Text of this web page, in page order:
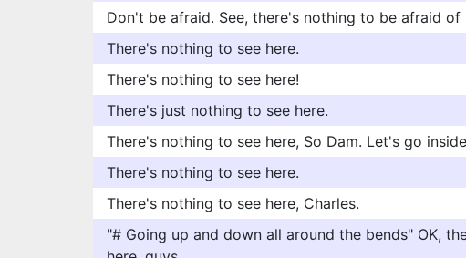
Don't be afraid. See, there's nothing to be afraid of
There's nothing to see here.
There's nothing to see here!
There's just nothing to see here.
There's nothing to see here, So Dam. Let's go
There's nothing to see here.
There's nothing to see here, Charles.
"# Going up and down all around the bends" OK,